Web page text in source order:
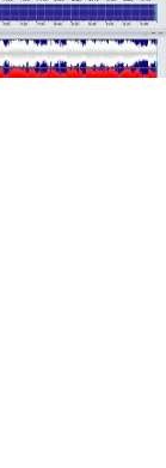
裁剪了。在这个过
结尾，右键设置开
开淡入和淡出窗